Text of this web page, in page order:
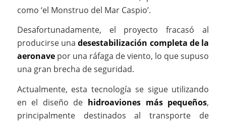
como ‘el Monstruo del Mar Caspio’.
Desafortunadamente, el proyecto fracasó al
producirse unadesestabilización completa de la
aeronavepor una ráfaga de viento, lo que supuso
una gran brecha de seguridad.
Actualmente, esta tecnología se sigue utilizando
en el diseño de hidroaviones más pequeños,
principalmente destinados al transporte de